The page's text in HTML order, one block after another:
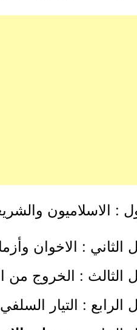
: الاسلاميون
الثاني : الاخوان
الثالث : الخروج من
الرابع : التيار السلفي